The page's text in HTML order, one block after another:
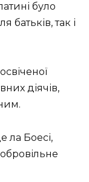
було
батьків, так і
діячів,
ла Боесі,